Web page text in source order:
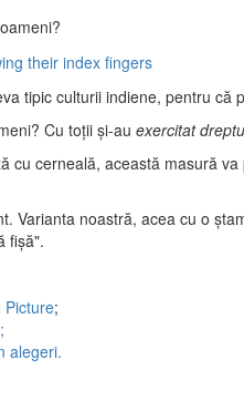
tipic culturii indiene, pentru
Cu toţii şi-au exercitat
cu cerneală, această masură
Varianta noastră, acea cu o
fişă".
Picture;
alegeri.